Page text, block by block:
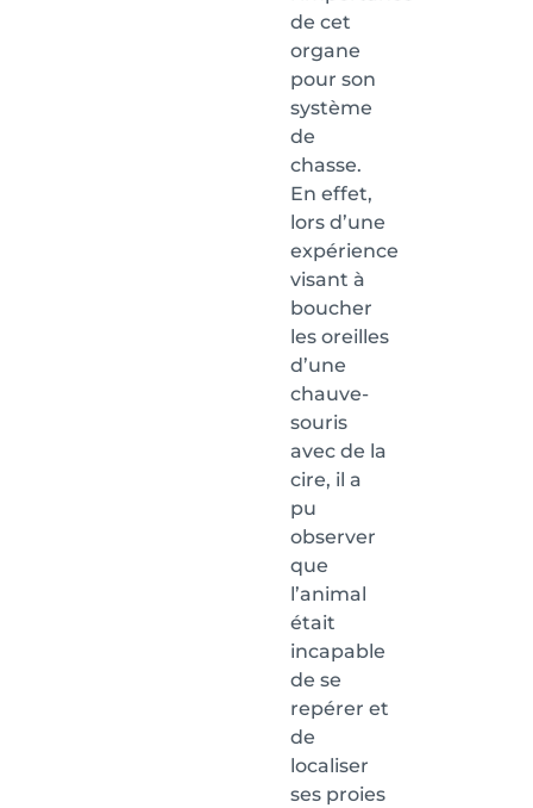
de cet
organe
pour son
système
de
chasse.
En effet,
lors d’une
expérience
visant à
boucher
les oreilles
d’une
chauve-
souris
avec de la
cire, il a
pu
observer
que
l’animal
était
incapable
de se
repérer et
de
localiser
ses proies